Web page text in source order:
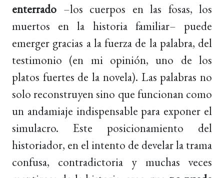
enterrado –los cuerpos en las fosas, los
muertos en la historia familiar– puede
emerger gracias a la fuerza de la palabra, del
testimonio (en mi opinión, uno de los
platos fuertes de la novela). Las palabras no
solo reconstruyen sino que funcionan como
un andamiaje indispensable para exponer el
simulacro. Este posicionamiento del
historiador, en el intento de develar la trama
confusa, contradictoria y muchas veces